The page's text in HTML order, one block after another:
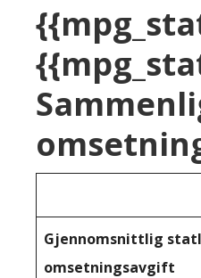
Gjennomsnittlig
omsetningsavgift